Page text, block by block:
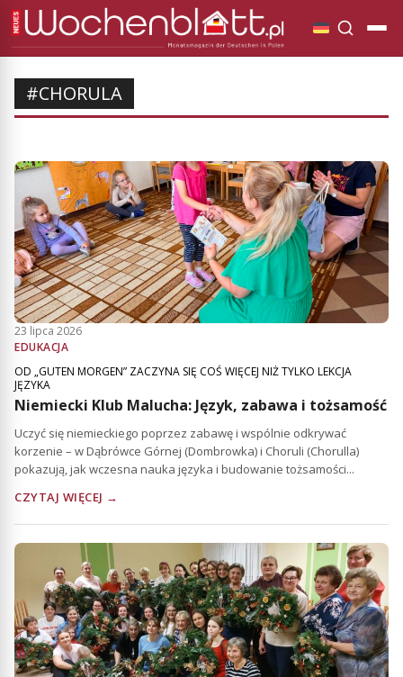
#CHORULA
23 lipca 2026
EDUKACJA
OD „GUTEN MORGEN” ZACZYNA SIĘ COŚ WIĘCEJ NIŻ TYLKO LEKCJA
JĘZYKA
Niemiecki Klub Malucha: Język, zabawa i tożsamość
Uczyć się niemieckiego poprzez zabawę i wspólnie odkrywać
korzenie – w Dąbrówce Górnej (Dombrowka) i Choruli (Chorulla)
pokazują, jak wczesna nauka języka i budowanie tożsamości...
CZYTAJ WIĘCEJ →